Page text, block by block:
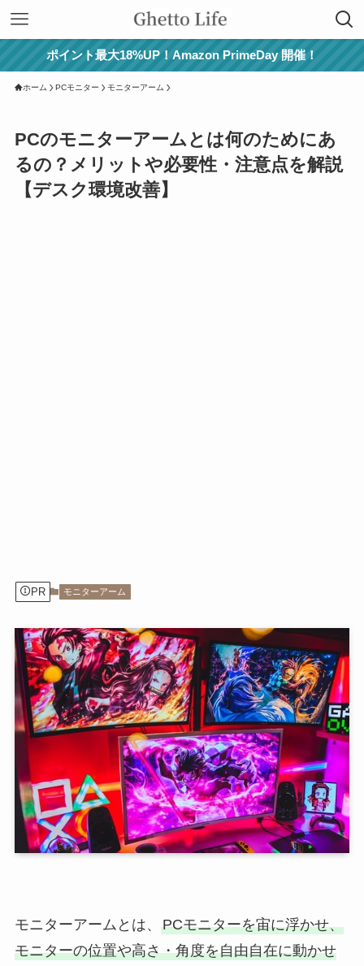
ポイント最大18%UP！Amazon PrimeDay 開催！
ホーム PCモニター モニターアーム
PCのモニターアームとは何のためにあ
るの？メリットや必要性・注意点を解説
【デスク環境改善】
PR モニターアーム
モニターアームとは、 PCモニターを宙に浮かせ、
モニターの位置や高さ・角度を自由自在に動かせ